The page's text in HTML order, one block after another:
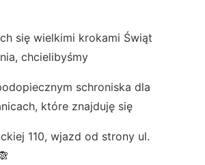
się wielkimi krokami Świąt
chcielibyśmy
schroniska dla
które znajduję się
110, wjazd od strony ul.